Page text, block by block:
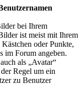
bei Ihrem
ist meist mit Ihrem
oder Punkte,
im Forum angeben.
als „Avatar“
Regel um ein
zu Benutzer